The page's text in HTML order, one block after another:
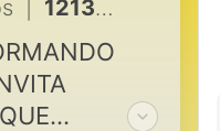
1213 - el amor de DIOS